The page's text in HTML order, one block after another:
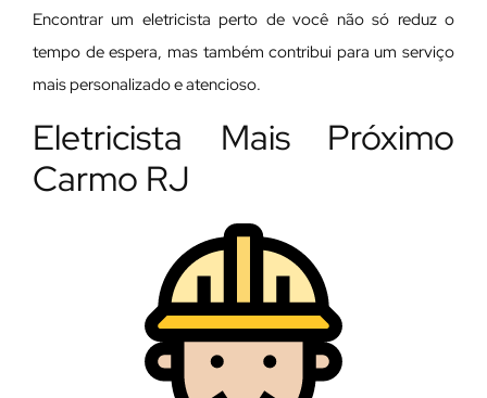
Encontrar um eletricista perto de você não só reduz o
tempo de espera, mas também contribui para um serviço
mais personalizado e atencioso.
Eletricista Mais Próximo
Carmo RJ